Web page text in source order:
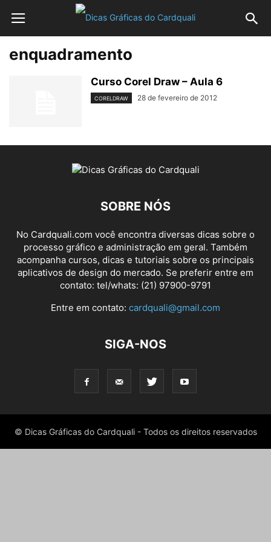
enquadramento
Curso Corel Draw – Aula 6
CORELDRAW 28 de fevereiro de 2012
SOBRE NÓS
No Cardquali.com você encontra diversas dicas sobre o
processo gráfico e administração em geral. Também
acompanha cursos, dicas e tutoriais sobre os principais
aplicativos de design do mercado. Se preferir entre em
contato: tel/whats: (21) 97900-9791
Entre em contato: cardquali@gmail.com
SIGA-NOS
© Dicas Gráficas do Cardquali - Todos os direitos reservados